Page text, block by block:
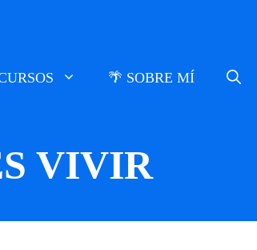
🌴 SOBRE MÍ
VIVIR